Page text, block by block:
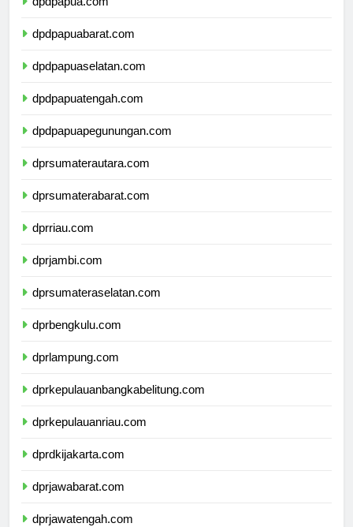
dpdpapuabarat.com
dpdpapuaselatan.com
dpdpapuatengah.com
dpdpapuapegunungan.com
dprsumaterautara.com
dprsumaterabarat.com
dprriau.com
dprjambi.com
dprsumateraselatan.com
dprbengkulu.com
dprlampung.com
dprkepulauanbangkabelitung.com
dprkepulauanriau.com
dprdkijakarta.com
dprjawabarat.com
dprjawatengah.com